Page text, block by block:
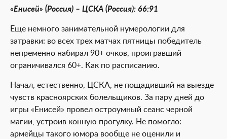
«Енисей» (Россия) – ЦСКА (Россия): 66:91
Еще немного занимательной нумерологии для
затравки: во всех трех матчах пятницы победитель
непременно набирал 90+ очков, проигравший
ограничивался 60+. Как по расписанию.
Начал, естественно, ЦСКА, не пощадивший на выезде
чувств красноярских болельщиков. За пару дней до
игры «Енисей» провел остроумный сеанс черной
магии, устроив конную прогулку. Не помогло:
армейцы такого юмора вообще не оценили и